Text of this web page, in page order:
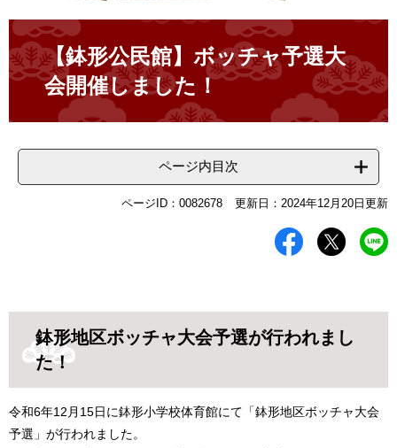
本
文
【鉢形公民館】ボッチャ予選大
会開催しました！
ページ内目次
ページID：0082678 更新日：2024年12月20日更新
鉢形地区ボッチャ大会予選が行われまし
た！
令和6年12月15日に鉢形小学校体育館にて「鉢形地区ボッチャ大会
予選」が行われました。